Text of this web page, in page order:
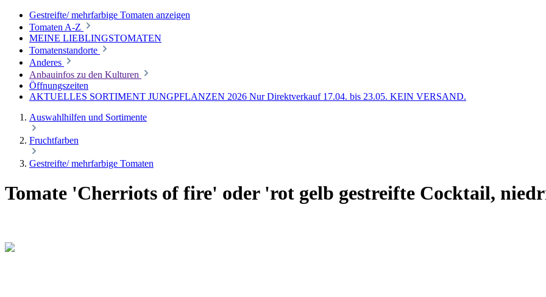
Gestreifte/ mehrfarbige Tomaten anzeigen
Tomaten A-Z
MEINE LIEBLINGSTOMATEN
Tomatenstandorte
Anderes
Anbauinfos zu den Kulturen
Öffnungszeiten
AKTUELLES SORTIMENT JUNGPFLANZEN 2026 Nur Direktverkauf 17.04. bis 23.05. KEIN VERSAND.
Auswahlhilfen und Sortimente
Fruchtfarben
Gestreifte/ mehrfarbige Tomaten
Tomate 'Cherriots of fire' oder 'rot gelb gestreifte Cocktail,